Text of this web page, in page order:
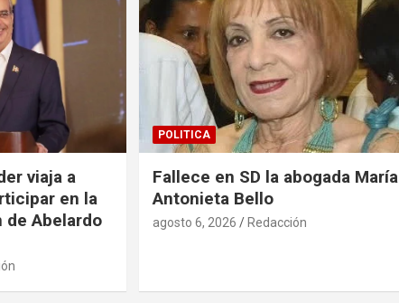
viaja a
en la
de Abelardo
POLITICA
Fallece en SD la abogada María
Antonieta Bello
agosto 6, 2026 Redacción